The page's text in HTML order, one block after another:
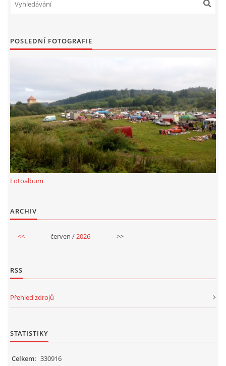
POSLEDNÍ FOTOGRAFIE
Fotoalbum
ARCHIV
<< červen /2026 >>
RSS
Přehled zdrojů
STATISTIKY
Celkem: 330916